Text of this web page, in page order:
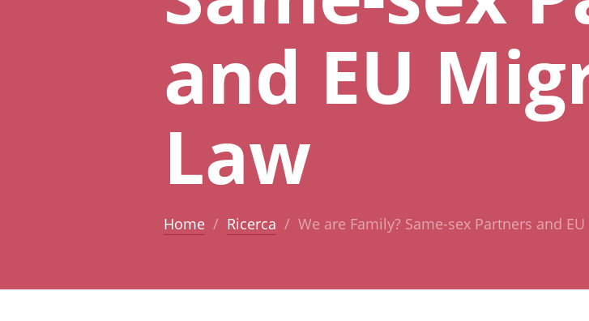
and EU
Law
Home Ricerca We are Family? Same-sex Partners and